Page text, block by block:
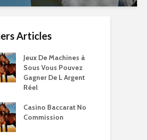
Articles
Jeux De Machines à
Sous Vous Pouvez
Gagner De L Argent
Réel
Casino Baccarat No
Commission